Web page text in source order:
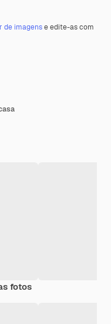
de imagense edite-as com
fotos